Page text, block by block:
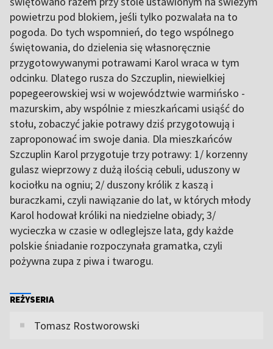
powietrzu pod blokiem, jeśli tylko pozwalała na to
pogoda. Do tych wspomnień, do tego wspólnego
świętowania, do dzielenia się własnoręcznie
przygotowywanymi potrawami Karol wraca w tym
odcinku. Dlatego rusza do Szczuplin, niewielkiej
popegeerowskiej wsi w województwie warmińsko -
mazurskim, aby wspólnie z mieszkańcami usiąść do
stołu, zobaczyć jakie potrawy dziś przygotowują i
zaproponować im swoje dania. Dla mieszkańców
Szczuplin Karol przygotuje trzy potrawy: 1/ korzenny
gulasz wieprzowy z dużą ilością cebuli, uduszony w
kociołku na ogniu; 2/ duszony królik z kaszą i
buraczkami, czyli nawiązanie do lat, w których młody
Karol hodował króliki na niedzielne obiady; 3/
wycieczka w czasie w odleglejsze lata, gdy każde
polskie śniadanie rozpoczynała gramatka, czyli
pożywna zupa z piwa i twarogu.
REŻYSERIA
Tomasz Rostworowski